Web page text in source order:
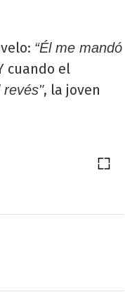
“Él me mandó
cuando el
revés", la joven